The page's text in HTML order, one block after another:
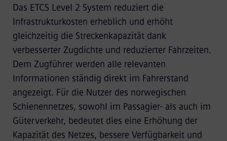
Das ETCS Level 2 System reduziert die
Infrastrukturkosten erheblich und erhöht
gleichzeitig die Streckenkapazität dank
verbesserter Zugdichte und reduzierter Fahrzeiten.
Dem Zugführer werden alle relevanten
Informationen ständig direkt im Fahrerstand
angezeigt. Für die Nutzer des norwegischen
Schienennetzes, sowohl im Passagier- als auch im
Güterverkehr, bedeutet dies eine Erhöhung der
Kapazität des Netzes, bessere Verfügbarkeit und